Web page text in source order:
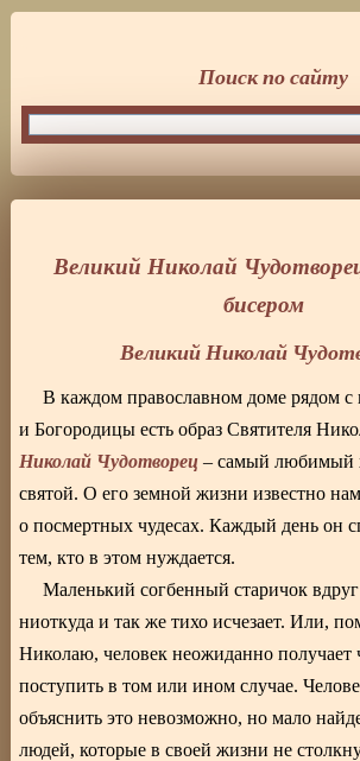
Великий Николай
бисером
Великий Николай
В каждом православном доме рядом с
и Богородицы есть образ Святителя
Николай Чудотворец – самый любимый
святой. О его земной жизни известно
о посмертных чудесах. Каждый день он
тем, кто в этом нуждается.
Маленький согбенный старичок вдруг
ниоткуда и так же тихо исчезает. Или,
Николаю, человек неожиданно получает
поступить в том или ином случае.
объяснить это невозможно, но мало
людей, которые в своей жизни не
Поиск по сайту